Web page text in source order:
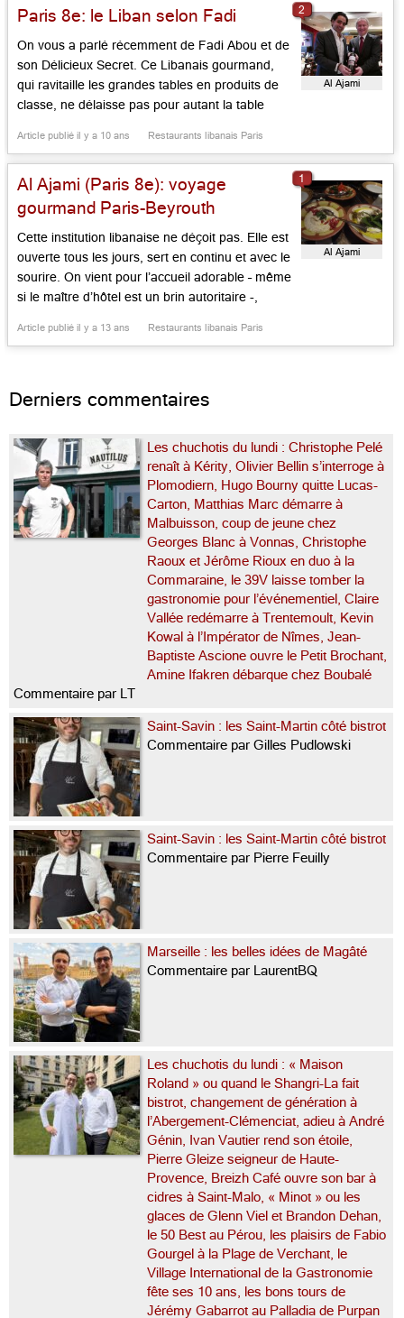
génération […]...
Paris 8e: le Liban selon Fadi
On vous a parlé récemment de Fadi Abou et de
son Délicieux Secret. Ce Libanais gourmand,
qui ravitaille les grandes tables en produits de
classe, ne délaisse pas pour autant la table
1920, des mets de tradition faisant honneur au
pays du cèdre, proposés en rafale façon
mezzés chaud ou […]...
Article publié il y a 10 ans Restaurants libanais Paris
Al Ajami
2
Al Ajami (Paris 8e): voyage
gourmand Paris-Beyrouth
Cette institution libanaise ne déçoit pas. Elle est
ouverte tous les jours, sert en continu et avec le
sourire. On vient pour l’accueil adorable – même
si le maître d’hôtel est un brin autoritaire -,
cuisine aux saveurs délicates et relevées. Les
Article publié il y a 13 ans Restaurants libanais Paris
Al Ajami
1
Derniers commentaires
Les chuchotis du lundi : Christophe Pelé
renaît à Kérity, Olivier Bellin s’interroge à
Plomodiern, Hugo Bourny quitte Lucas-
Carton, Matthias Marc démarre à
Malbuisson, coup de jeune chez
Georges Blanc à Vonnas, Christophe
Raoux et Jérôme Rioux en duo à la
Commaraine, le 39V laisse tomber la
gastronomie pour l’événementiel, Claire
Vallée redémarre à Trentemoult, Kevin
Kowal à l’Impérator de Nîmes, Jean-
Baptiste Ascione ouvre le Petit Brochant,
Amine Ifakren débarque chez Boubalé
Commentaire par LT
Saint-Savin : les Saint-Martin côté bistrot
Commentaire par Gilles Pudlowski
Saint-Savin : les Saint-Martin côté bistrot
Commentaire par Pierre Feuilly
Marseille : les belles idées de Magâté
Commentaire par LaurentBQ
Les chuchotis du lundi : « Maison
Roland » ou quand le Shangri-La fait
bistrot, changement de génération à
l’Abergement-Clémenciat, adieu à André
Génin, Ivan Vautier rend son étoile,
Pierre Gleize seigneur de Haute-
Provence, Breizh Café ouvre son bar à
cidres à Saint-Malo, « Minot » ou les
glaces de Glenn Viel et Brandon Dehan,
le 50 Best au Pérou, les plaisirs de Fabio
Gourgel à la Plage de Verchant, le
Village International de la Gastronomie
fête ses 10 ans, les bons tours de
Jérémy Gabarrot au Palladia de Purpan